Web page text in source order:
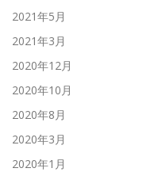
2021年5月
2021年3月
2020年12月
2020年10月
2020年8月
2020年3月
2020年1月